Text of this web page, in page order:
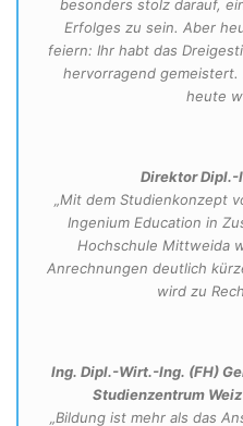
besonders stolz darauf,
Erfolges zu sein. Aber
feiern: Ihr habt das
hervorragend
heute
Direktor Dipl.-
„Mit dem Studienkonzept
Ingenium Education in
Hochschule Mittweida
Anrechnungen deutlich
wird zu
Ing. Dipl.-Wirt.-Ing. (FH)
Studienzentrum
„Bildung ist mehr als das